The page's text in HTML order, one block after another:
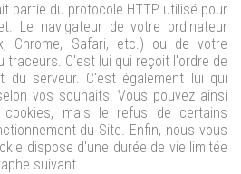
partie du protocole HTTP utilisé pour
Le navigateur de votre ordinateur
Chrome, Safari, etc.) ou de votre
traceurs. C'est lui qui reçoit l'ordre de
du serveur. C'est également lui qui
vos souhaits. Vous pouvez ainsi
mais le refus de certains
du Site. Enfin, nous vous
dispose d'une durée de vie limitée
suivant.